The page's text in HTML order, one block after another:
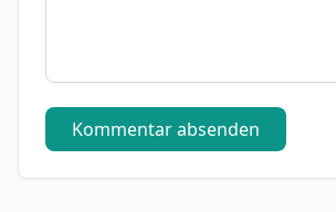
Kommentar absenden